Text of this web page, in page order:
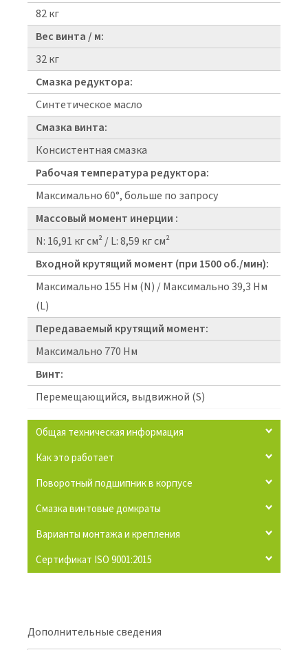
82 кг
Вес винта / м:
32 кг
Смазка редуктора:
Синтетическое масло
Смазка винта:
Консистентная смазка
Рабочая температура редуктора:
Максимально 60°, больше по запросу
Массовый момент инерции :
N: 16,91 кг см² / L: 8,59 кг см²
Входной крутящий момент (при 1500 об./мин):
Максимально 155 Нм (N) / Максимально 39,3 Нм
(L)
Передаваемый крутящий момент:
Максимально 770 Нм
Винт:
Перемещающийся, выдвижной (S)
Общая техническая информация
Как это работает
Поворотный подшипник в корпусе
Смазка винтовые домкраты
Варианты монтажа и крепления
Сертификат ISO 9001:2015
Дополнительные сведения